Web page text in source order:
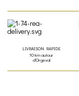
LIVRAISON RAPIDE
10 km autour
d'Orgeval